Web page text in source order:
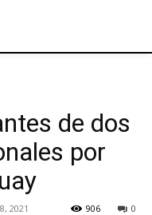
de dos
por
2021 0
906